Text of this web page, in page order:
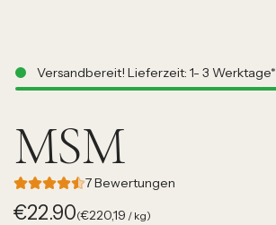
Versandbereit! Lieferzeit: 1- 3 Werktage*
MSM
7 Bewertungen
Regulärer
€22.90(€220,19 / kg)